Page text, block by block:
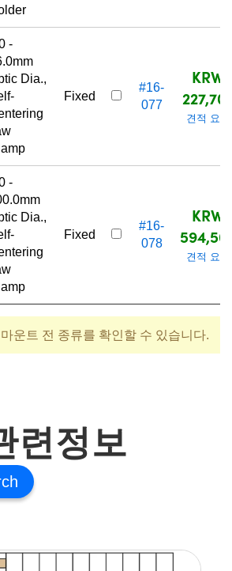
-
Dia.,
Fixed
#16-
077
KRW
견적 요청
-
Dia.,
Fixed
#16-
078
KRW
견적 요청
운트 전 종류를 확인할 수 있습니다.
련정보